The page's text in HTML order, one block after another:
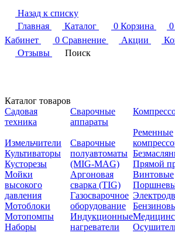
Назад к списку
Главная
Каталог 0 Корзина 0
Кабинет
0 Сравнение Акции
Отзывы
Поиск
Каталог товаров
Садовая
техника
Измельчители
Культиваторы
Кусторезы
Мойки
высокого
давления
Мотоблоки
Мотопомпы
Наборы
Сварочные
аппараты
Сварочные
полуавтоматы
(MIG-MAG)
Аргоновая
сварка (TIG)
Газосварочное
оборудование
Индукционные
нагреватели
Ременные
Прямой
Винтовые